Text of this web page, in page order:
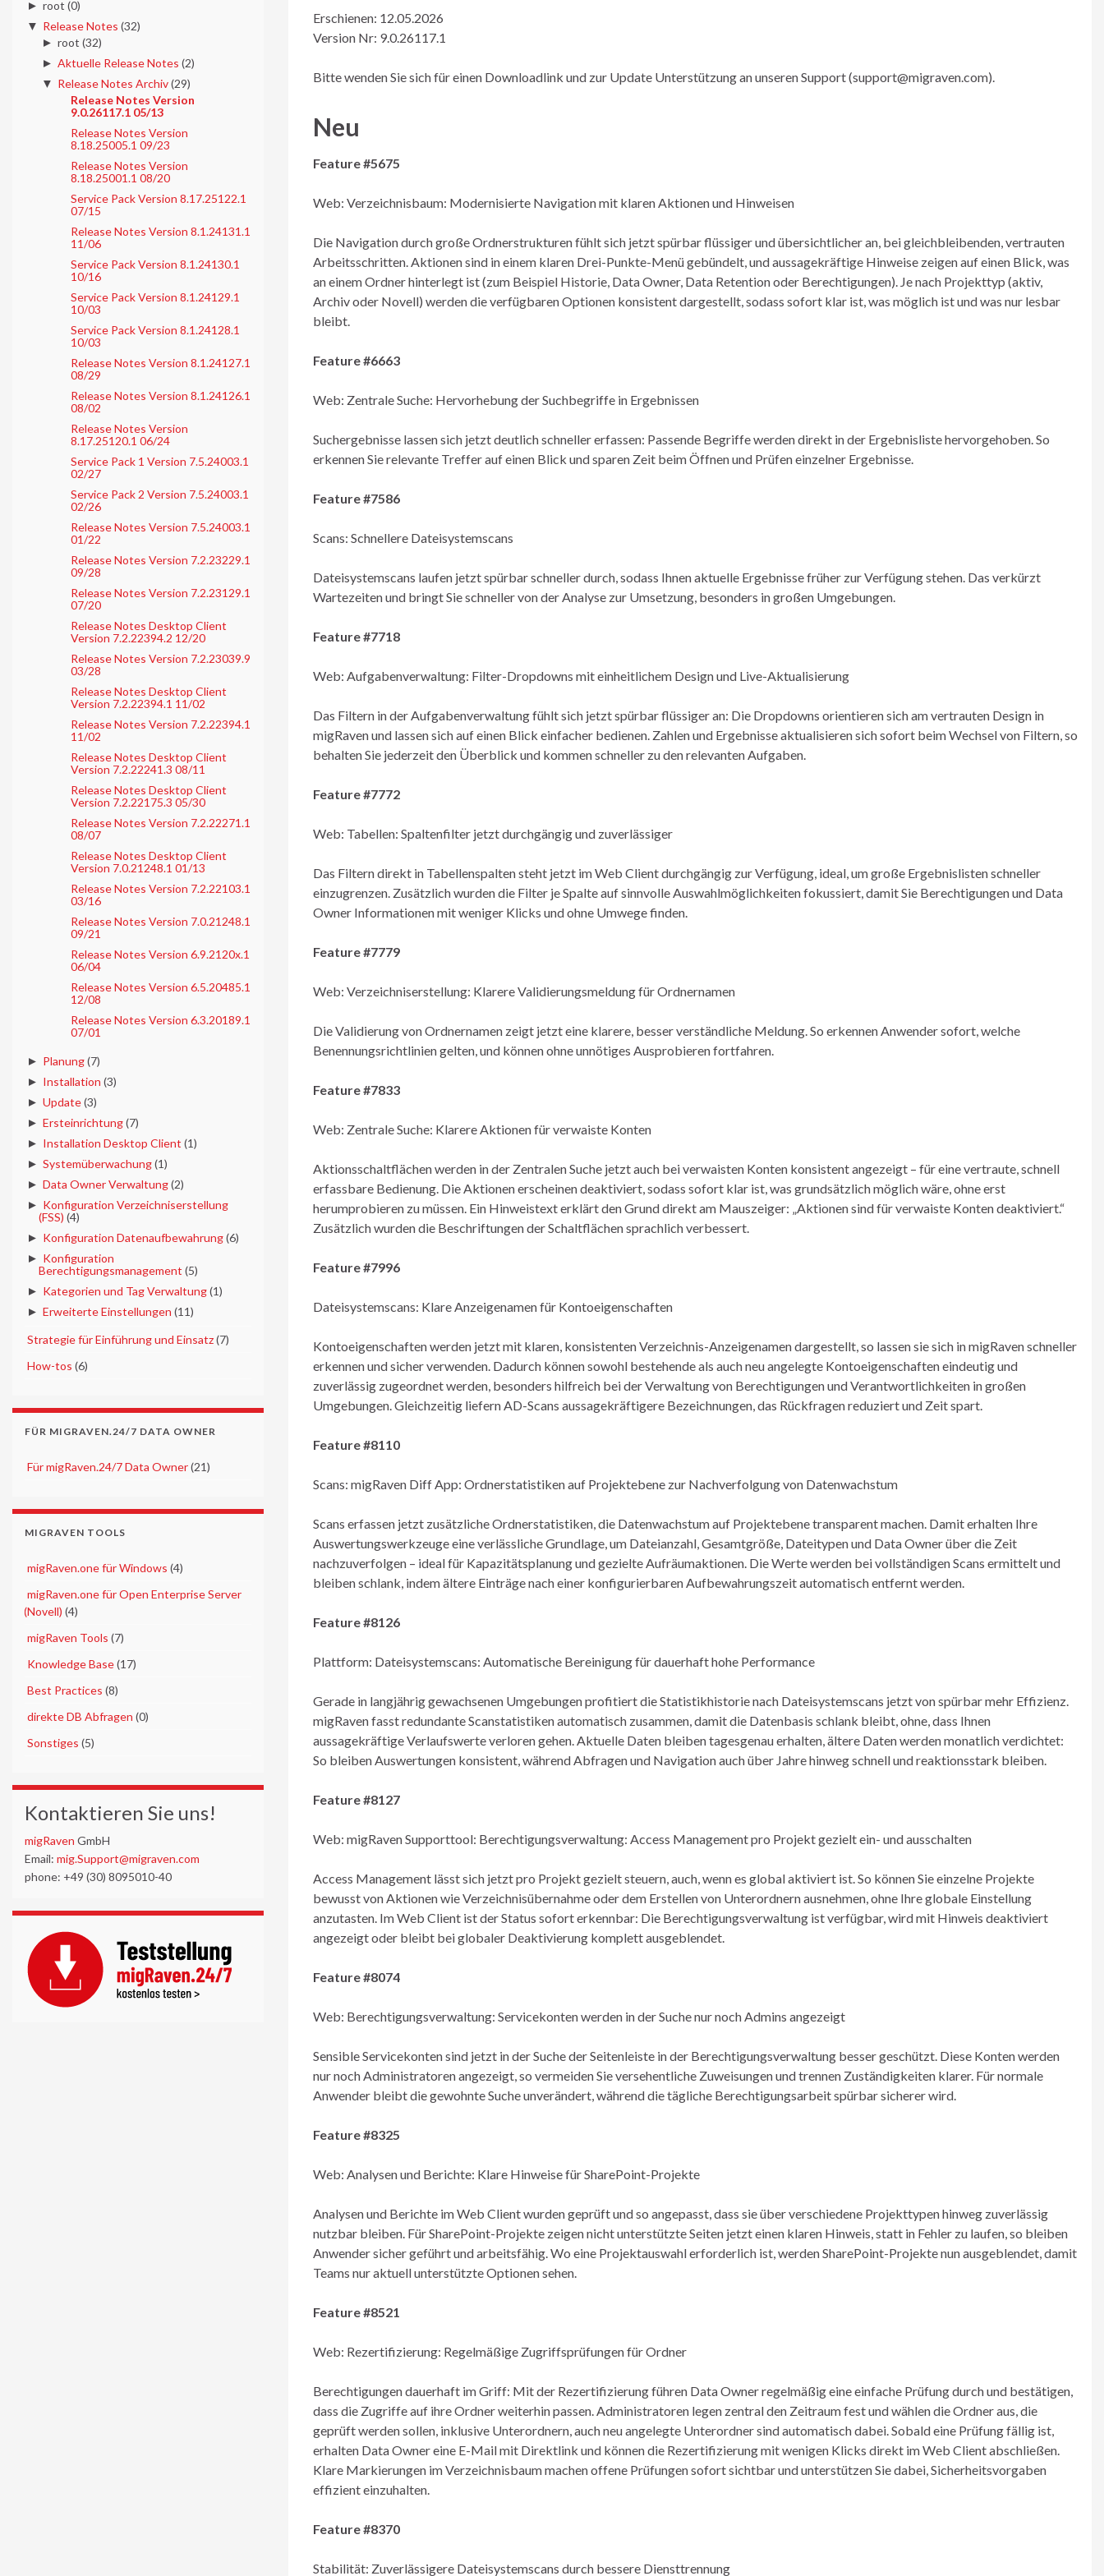
► root (0)
▼ Release Notes (32)
► root (32)
► Aktuelle Release Notes (2)
▼ Release Notes Archiv(29)
Release Notes Version
9.0.26117.1 05/13
Release Notes Version
8.18.25005.1 09/23
Release Notes Version
8.18.25001.1 08/20
Service Pack Version 8.17.25122.1
07/15
Release Notes Version 8.1.24131.1
11/06
Service Pack Version 8.1.24130.1
10/16
Service Pack Version 8.1.24129.1
10/03
Service Pack Version 8.1.24128.1
10/03
Release Notes Version 8.1.24127.1
08/29
Release Notes Version 8.1.24126.1
08/02
Release Notes Version
8.17.25120.1 06/24
Service Pack 1 Version 7.5.24003.1
02/27
Service Pack 2 Version 7.5.24003.1
02/26
Release Notes Version 7.5.24003.1
01/22
Release Notes Version 7.2.23229.1
09/28
Release Notes Version 7.2.23129.1
07/20
Release Notes Desktop Client
Version 7.2.22394.2 12/20
Release Notes Version 7.2.23039.9
03/28
Release Notes Desktop Client
Version 7.2.22394.1 11/02
Release Notes Version 7.2.22394.1
11/02
Release Notes Desktop Client
Version 7.2.22241.3 08/11
Release Notes Desktop Client
Version 7.2.22175.3 05/30
Release Notes Version 7.2.22271.1
08/07
Release Notes Desktop Client
Version 7.0.21248.1 01/13
Release Notes Version 7.2.22103.1
03/16
Release Notes Version 7.0.21248.1
09/21
Release Notes Version 6.9.2120x.1
06/04
Release Notes Version 6.5.20485.1
12/08
Release Notes Version 6.3.20189.1
07/01
► Planung(7)
► Installation (3)
► Update(3)
► Ersteinrichtung(7)
► Installation Desktop Client (1)
► Systemüberwachung(1)
► Data Owner Verwaltung(2)
► Konfiguration Verzeichniserstellung
(FSS) (4)
► Konfiguration Datenaufbewahrung(6)
► Konfiguration
Berechtigungsmanagement (5)
► Kategorien und Tag Verwaltung(1)
► Erweiterte Einstellungen (11)
Strategie für Einführung und Einsatz(7)
How-tos (6)
FÜR MIGRAVEN.24/7 DATA OWNER
Für migRaven.24/7 Data Owner(21)
MIGRAVEN TOOLS
migRaven.one für Windows (4)
migRaven.one für Open Enterprise Server
(Novell) (4)
migRaven Tools (7)
Knowledge Base(17)
Best Practices (8)
direkte DB Abfragen (0)
Sonstiges (5)
Kontaktieren Sie uns!
migRaven GmbH
Email: mig.Support@migraven.com
phone: +49 (30) 8095010-40
Erschienen: 12.05.2026
Version Nr: 9.0.26117.1
Bitte wenden Sie sich für einen Downloadlink und zur Update Unterstützung an unseren Support (support@migraven.com).
Neu
Feature #5675
Web: Verzeichnisbaum: Modernisierte Navigation mit klaren Aktionen und Hinweisen
Die Navigation durch große Ordnerstrukturen fühlt sich jetzt spürbar flüssiger und übersichtlicher an, bei gleichbleibenden, vertrauten
Arbeitsschritten. Aktionen sind in einem klaren Drei-Punkte-Menü gebündelt, und aussagekräftige Hinweise zeigen auf einen Blick, was
an einem Ordner hinterlegt ist (zum Beispiel Historie, Data Owner, Data Retention oder Berechtigungen). Je nach Projekttyp (aktiv,
Archiv oder Novell) werden die verfügbaren Optionen konsistent dargestellt, sodass sofort klar ist, was möglich ist und was nur lesbar
bleibt.
Feature #6663
Web: Zentrale Suche: Hervorhebung der Suchbegriffe in Ergebnissen
Suchergebnisse lassen sich jetzt deutlich schneller erfassen: Passende Begriffe werden direkt in der Ergebnisliste hervorgehoben. So
erkennen Sie relevante Treffer auf einen Blick und sparen Zeit beim Öffnen und Prüfen einzelner Ergebnisse.
Feature #7586
Scans: Schnellere Dateisystemscans
Dateisystemscans laufen jetzt spürbar schneller durch, sodass Ihnen aktuelle Ergebnisse früher zur Verfügung stehen. Das verkürzt
Wartezeiten und bringt Sie schneller von der Analyse zur Umsetzung, besonders in großen Umgebungen.
Feature #7718
Web: Aufgabenverwaltung: Filter-Dropdowns mit einheitlichem Design und Live-Aktualisierung
Das Filtern in der Aufgabenverwaltung fühlt sich jetzt spürbar flüssiger an: Die Dropdowns orientieren sich am vertrauten Design in
migRaven und lassen sich auf einen Blick einfacher bedienen. Zahlen und Ergebnisse aktualisieren sich sofort beim Wechsel von Filtern, so
behalten Sie jederzeit den Überblick und kommen schneller zu den relevanten Aufgaben.
Feature #7772
Web: Tabellen: Spaltenfilter jetzt durchgängig und zuverlässiger
Das Filtern direkt in Tabellenspalten steht jetzt im Web Client durchgängig zur Verfügung, ideal, um große Ergebnislisten schneller
einzugrenzen. Zusätzlich wurden die Filter je Spalte auf sinnvolle Auswahlmöglichkeiten fokussiert, damit Sie Berechtigungen und Data
Owner Informationen mit weniger Klicks und ohne Umwege finden.
Feature #7779
Web: Verzeichniserstellung: Klarere Validierungsmeldung für Ordnernamen
Die Validierung von Ordnernamen zeigt jetzt eine klarere, besser verständliche Meldung. So erkennen Anwender sofort, welche
Benennungsrichtlinien gelten, und können ohne unnötiges Ausprobieren fortfahren.
Feature #7833
Web: Zentrale Suche: Klarere Aktionen für verwaiste Konten
Aktionsschaltflächen werden in der Zentralen Suche jetzt auch bei verwaisten Konten konsistent angezeigt – für eine vertraute, schnell
erfassbare Bedienung. Die Aktionen erscheinen deaktiviert, sodass sofort klar ist, was grundsätzlich möglich wäre, ohne erst
herumprobieren zu müssen. Ein Hinweistext erklärt den Grund direkt am Mauszeiger: „Aktionen sind für verwaiste Konten deaktiviert.“
Zusätzlich wurden die Beschriftungen der Schaltflächen sprachlich verbessert.
Feature #7996
Dateisystemscans: Klare Anzeigenamen für Kontoeigenschaften
Kontoeigenschaften werden jetzt mit klaren, konsistenten Verzeichnis-Anzeigenamen dargestellt, so lassen sie sich in migRaven schneller
erkennen und sicher verwenden. Dadurch können sowohl bestehende als auch neu angelegte Kontoeigenschaften eindeutig und
zuverlässig zugeordnet werden, besonders hilfreich bei der Verwaltung von Berechtigungen und Verantwortlichkeiten in großen
Umgebungen. Gleichzeitig liefern AD-Scans aussagekräftigere Bezeichnungen, das Rückfragen reduziert und Zeit spart.
Feature #8110
Scans: migRaven Diff App: Ordnerstatistiken auf Projektebene zur Nachverfolgung von Datenwachstum
Scans erfassen jetzt zusätzliche Ordnerstatistiken, die Datenwachstum auf Projektebene transparent machen. Damit erhalten Ihre
Auswertungswerkzeuge eine verlässliche Grundlage, um Dateianzahl, Gesamtgröße, Dateitypen und Data Owner über die Zeit
nachzuverfolgen – ideal für Kapazitätsplanung und gezielte Aufräumaktionen. Die Werte werden bei vollständigen Scans ermittelt und
bleiben schlank, indem ältere Einträge nach einer konfigurierbaren Aufbewahrungszeit automatisch entfernt werden.
Feature #8126
Plattform: Dateisystemscans: Automatische Bereinigung für dauerhaft hohe Performance
Gerade in langjährig gewachsenen Umgebungen profitiert die Statistikhistorie nach Dateisystemscans jetzt von spürbar mehr Effizienz.
migRaven fasst redundante Scanstatistiken automatisch zusammen, damit die Datenbasis schlank bleibt, ohne, dass Ihnen
aussagekräftige Verlaufswerte verloren gehen. Aktuelle Daten bleiben tagesgenau erhalten, ältere Daten werden monatlich verdichtet:
So bleiben Auswertungen konsistent, während Abfragen und Navigation auch über Jahre hinweg schnell und reaktionsstark bleiben.
Feature #8127
Web: migRaven Supporttool: Berechtigungsverwaltung: Access Management pro Projekt gezielt ein- und ausschalten
Access Management lässt sich jetzt pro Projekt gezielt steuern, auch, wenn es global aktiviert ist. So können Sie einzelne Projekte
bewusst von Aktionen wie Verzeichnisübernahme oder dem Erstellen von Unterordnern ausnehmen, ohne Ihre globale Einstellung
anzutasten. Im Web Client ist der Status sofort erkennbar: Die Berechtigungsverwaltung ist verfügbar, wird mit Hinweis deaktiviert
angezeigt oder bleibt bei globaler Deaktivierung komplett ausgeblendet.
Feature #8074
Web: Berechtigungsverwaltung: Servicekonten werden in der Suche nur noch Admins angezeigt
Sensible Servicekonten sind jetzt in der Suche der Seitenleiste in der Berechtigungsverwaltung besser geschützt. Diese Konten werden
nur noch Administratoren angezeigt, so vermeiden Sie versehentliche Zuweisungen und trennen Zuständigkeiten klarer. Für normale
Anwender bleibt die gewohnte Suche unverändert, während die tägliche Berechtigungsarbeit spürbar sicherer wird.
Feature #8325
Web: Analysen und Berichte: Klare Hinweise für SharePoint-Projekte
Analysen und Berichte im Web Client wurden geprüft und so angepasst, dass sie über verschiedene Projekttypen hinweg zuverlässig
nutzbar bleiben. Für SharePoint-Projekte zeigen nicht unterstützte Seiten jetzt einen klaren Hinweis, statt in Fehler zu laufen, so bleiben
Anwender sicher geführt und arbeitsfähig. Wo eine Projektauswahl erforderlich ist, werden SharePoint-Projekte nun ausgeblendet, damit
Teams nur aktuell unterstützte Optionen sehen.
Feature #8521
Web: Rezertifizierung: Regelmäßige Zugriffsprüfungen für Ordner
Berechtigungen dauerhaft im Griff: Mit der Rezertifizierung führen Data Owner regelmäßig eine einfache Prüfung durch und bestätigen,
dass die Zugriffe auf ihre Ordner weiterhin passen. Administratoren legen zentral den Zeitraum fest und wählen die Ordner aus, die
geprüft werden sollen, inklusive Unterordnern, auch neu angelegte Unterordner sind automatisch dabei. Sobald eine Prüfung fällig ist,
erhalten Data Owner eine E-Mail mit Direktlink und können die Rezertifizierung mit wenigen Klicks direkt im Web Client abschließen.
Klare Markierungen im Verzeichnisbaum machen offene Prüfungen sofort sichtbar und unterstützen Sie dabei, Sicherheitsvorgaben
effizient einzuhalten.
Feature #8370
Stabilität: Zuverlässigere Dateisystemscans durch bessere Diensttrennung